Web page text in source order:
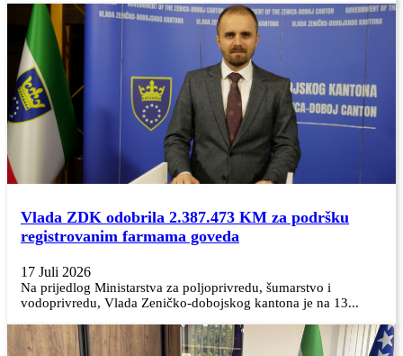
Vlada ZDK odobrila 2.387.473 KM za podršku
registrovanim farmama goveda
17 Juli 2026
Na prijedlog Ministarstva za poljoprivredu, šumarstvo i
vodoprivredu, Vlada Zeničko-dobojskog kantona je na 13...